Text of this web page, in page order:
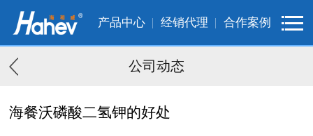
产品中心 经销代理 合作案例
公司动态
海餐沃磷酸二氢钾的好处